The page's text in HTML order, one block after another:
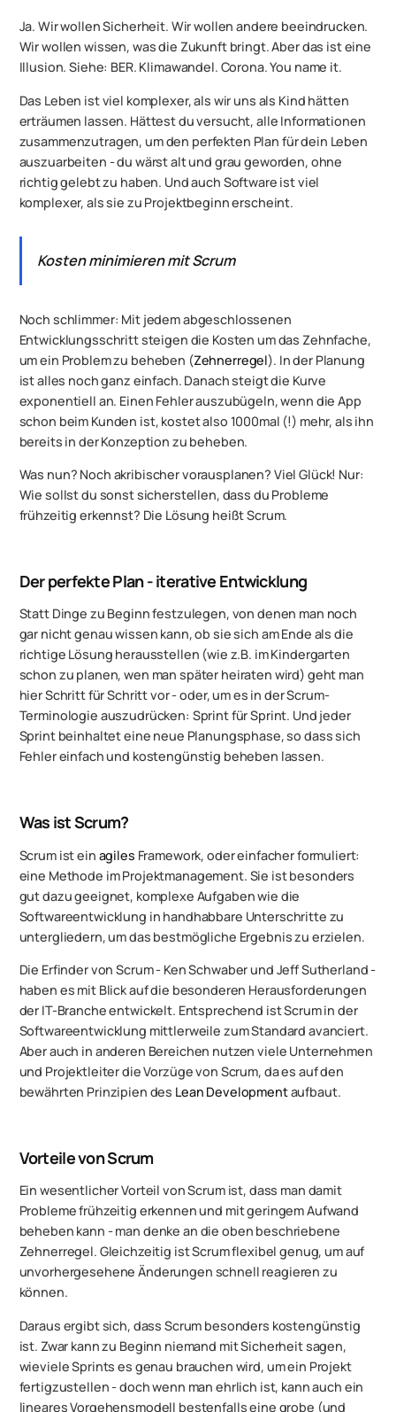
Ja. Wir wollen Sicherheit. Wir wollen andere beeindrucken.
Wir wollen wissen, was die Zukunft bringt. Aber das ist eine
Illusion. Siehe: BER. Klimawandel. Corona. You name it.
Das Leben ist viel komplexer, als wir uns als Kind hätten
erträumen lassen. Hättest du versucht, alle Informationen
zusammenzutragen, um den perfekten Plan für dein Leben
auszuarbeiten - du wärst alt und grau geworden, ohne
richtig gelebt zu haben. Und auch Software ist viel
komplexer, als sie zu Projektbeginn erscheint.
Kosten minimieren mit Scrum
Noch schlimmer: Mit jedem abgeschlossenen
Entwicklungsschritt steigen die Kosten um das Zehnfache,
um ein Problem zu beheben (Zehnerregel). In der Planung
ist alles noch ganz einfach. Danach steigt die Kurve
exponentiell an. Einen Fehler auszubügeln, wenn die App
schon beim Kunden ist, kostet also 1000mal (!) mehr, als ihn
bereits in der Konzeption zu beheben.
Was nun? Noch akribischer vorausplanen? Viel Glück! Nur:
Wie sollst du sonst sicherstellen, dass du Probleme
frühzeitig erkennst? Die Lösung heißt Scrum.
Der perfekte Plan - iterative Entwicklung
Statt Dinge zu Beginn festzulegen, von denen man noch
gar nicht genau wissen kann, ob sie sich am Ende als die
richtige Lösung herausstellen (wie z.B. im Kindergarten
schon zu planen, wen man später heiraten wird) geht man
hier Schritt für Schritt vor - oder, um es in der Scrum-
Terminologie auszudrücken: Sprint für Sprint. Und jeder
Sprint beinhaltet eine neue Planungsphase, so dass sich
Fehler einfach und kostengünstig beheben lassen.
Was ist Scrum?
Scrum ist ein agiles Framework, oder einfacher formuliert:
eine Methode im Projektmanagement. Sie ist besonders
gut dazu geeignet, komplexe Aufgaben wie die
Softwareentwicklung in handhabbare Unterschritte zu
untergliedern, um das bestmögliche Ergebnis zu erzielen.
Die Erfinder von Scrum - Ken Schwaber und Jeff Sutherland -
haben es mit Blick auf die besonderen Herausforderungen
der IT-Branche entwickelt. Entsprechend ist Scrum in der
Softwareentwicklung mittlerweile zum Standard avanciert.
Aber auch in anderen Bereichen nutzen viele Unternehmen
und Projektleiter die Vorzüge von Scrum, da es auf den
bewährten Prinzipien des Lean Developmentaufbaut.
Vorteile von Scrum
Ein wesentlicher Vorteil von Scrum ist, dass man damit
Probleme frühzeitig erkennen und mit geringem Aufwand
beheben kann - man denke an die oben beschriebene
Zehnerregel. Gleichzeitig ist Scrum flexibel genug, um auf
unvorhergesehene Änderungen schnell reagieren zu
können.
Daraus ergibt sich, dass Scrum besonders kostengünstig
ist. Zwar kann zu Beginn niemand mit Sicherheit sagen,
wieviele Sprints es genau brauchen wird, um ein Projekt
fertigzustellen - doch wenn man ehrlich ist, kann auch ein
lineares Vorgehensmodell bestenfalls eine grobe (und